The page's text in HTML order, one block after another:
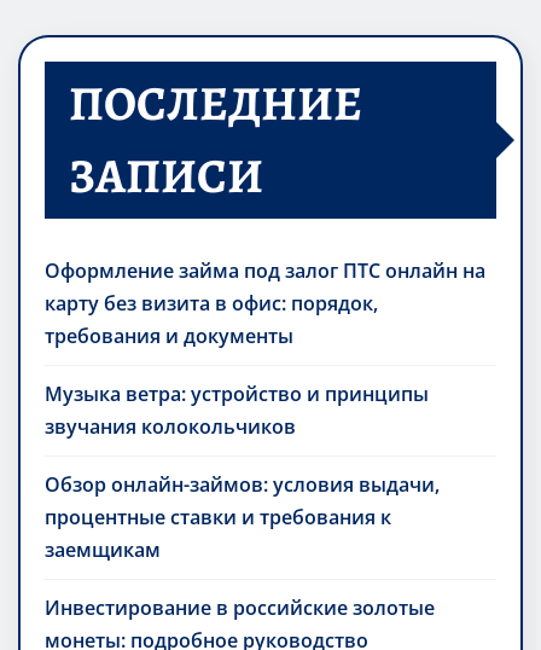
ПОСЛЕДНИЕ
ЗАПИСИ
Оформление займа под залог ПТС онлайн на
карту без визита в офис: порядок,
требования и документы
Музыка ветра: устройство и принципы
звучания колокольчиков
Обзор онлайн-займов: условия выдачи,
процентные ставки и требования к
заемщикам
Инвестирование в российские золотые
монеты: подробное руководство